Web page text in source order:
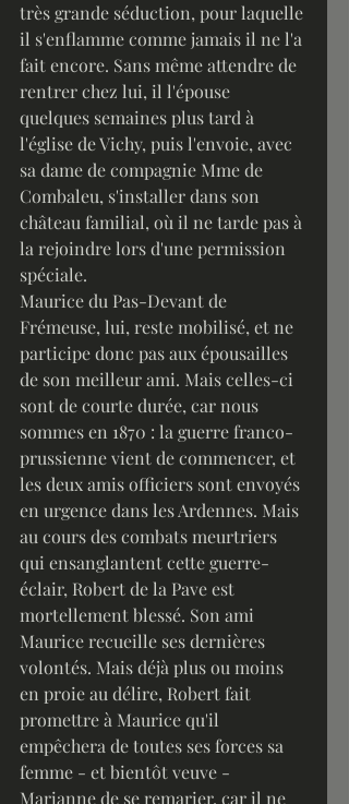
très grande séduction, pour laquelle
il s'enflamme comme jamais il ne l'a
fait encore. Sans même attendre de
rentrer chez lui, il l'épouse
quelques semaines plus tard à
l'église de Vichy, puis l'envoie, avec
sa dame de compagnie Mme de
Combaleu, s'installer dans son
château familial, où il ne tarde pas à
la rejoindre lors d'une permission
spéciale.
Maurice du Pas-Devant de
Frémeuse, lui, reste mobilisé, et ne
participe donc pas aux épousailles
de son meilleur ami. Mais celles-ci
sont de courte durée, car nous
sommes en 1870 : la guerre franco-
prussienne vient de commencer, et
les deux amis officiers sont envoyés
en urgence dans les Ardennes. Mais
au cours des combats meurtriers
qui ensanglantent cette guerre-
éclair, Robert de la Pave est
mortellement blessé. Son ami
Maurice recueille ses dernières
volontés. Mais déjà plus ou moins
en proie au délire, Robert fait
promettre à Maurice qu'il
empêchera de toutes ses forces sa
femme - et bientôt veuve -
Marianne de se remarier, car il ne